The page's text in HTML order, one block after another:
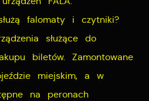
falomaty i czytniki?
służące do
biletów. Zamontowane
miejskim, a w
na peronach